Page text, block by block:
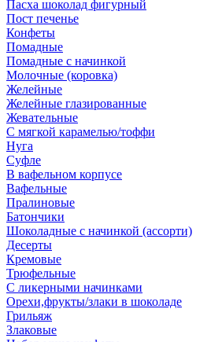
Пасха шоколад фигурный
Пост печенье
Конфеты
Помадные
Помадные с начинкой
Молочные (коровка)
Желейные
Желейные глазированные
Жевательные
С мягкой карамелью/тоффи
Нуга
Суфле
В вафельном корпусе
Вафельные
Пралиновые
Батончики
Шоколадные с начинкой (ассорти)
Десерты
Кремовые
Трюфельные
С ликерными начинками
Орехи,фрукты/злаки в шоколаде
Грильяж
Злаковые